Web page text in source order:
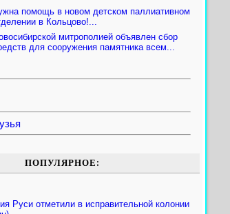
помощь в новом детском паллиативном
в Кольцово!...
митрополией объявлен сбор
для сооружения памятника всем...
ПОПУЛЯРНОЕ:
Руси отметили в исправительной колонии